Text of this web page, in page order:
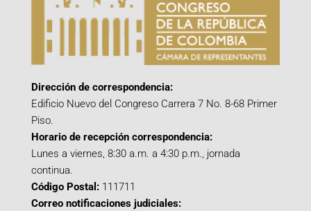
Dirección de correspondencia:
Edificio Nuevo del Congreso Carrera 7 No. 8-68 Primer
Piso.
Horario de recepción correspondencia:
Lunes a viernes, 8:30 a.m. a 4:30 p.m., jornada
continua.
Código Postal: 111711
Correo notificaciones judiciales: